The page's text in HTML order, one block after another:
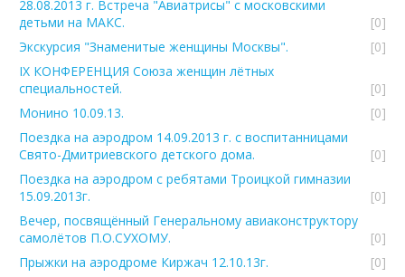
28.08.2013 г. Встреча "Авиатрисы" с московскими
детьми на МАКС.
[0]
Экскурсия "Знаменитые женщины Москвы".
[0]
IX КОНФЕРЕНЦИЯ Союза женщин лётных
специальностей.
[0]
Монино 10.09.13.
[0]
Поездка на аэродром 14.09.2013 г. с воспитанницами
Свято-Дмитриевского детского дома.
[0]
Поездка на аэродром с ребятами Троицкой гимназии
15.09.2013г.
[0]
Вечер, посвящённый Генеральному авиаконструктору
самолётов П.О.СУХОМУ.
[0]
Прыжки на аэродроме Киржач 12.10.13г.
[0]